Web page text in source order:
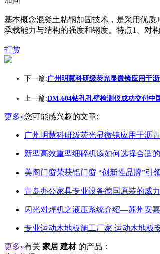
基本概念混凝土粘钢加固技术，是采用优质
承载能力与结构的强度和钢度。特点1、对
打赏
下一篇:广州明慧科研级荧光显微镜应用于
上一篇:DM-604钻孔孔壁检测仪成功交付中
更多»您可能感兴趣的文章:
广州明慧科研级荧光显微镜应用于沥
新型高效重型细碎机该如何选择合适
美阁门窗荣获铝门窗 “创新性品牌”引
青岛办公家具专业设备德国原装的威
闪光对焊机之液压系统介绍—苏州安嘉
专业运动木地板施工厂家 运动木地板
更多»有关 家居 建材 的产品：